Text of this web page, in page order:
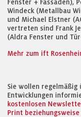
Fenster + Fassaden),
Windeck (Metallbau
und Michael Elstner
vertreten sind Frank
(Aldra Fenster und
Mehr zum ift
Sie wollen regelmäßig
Entwicklungen
kostenlosen
Print